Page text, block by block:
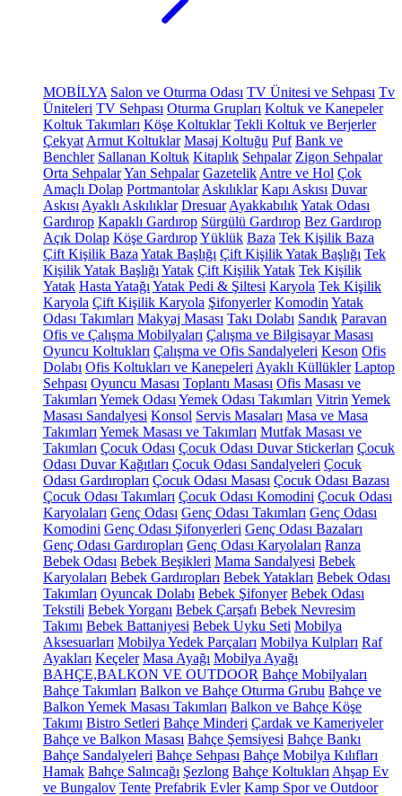
MOBİLYA Salon ve Oturma Odası TV Ünitesi ve Sehpası Tv
Üniteleri TV Sehpası Oturma Grupları Koltuk ve Kanepeler
Koltuk Takımları Köşe Koltuklar Tekli Koltuk ve Berjerler
Çekyat Armut Koltuklar Masaj Koltuğu Puf Bank ve
Benchler Sallanan Koltuk Kitaplık Sehpalar Zigon Sehpalar
Orta SehpalarYan Sehpalar Gazetelik Antre ve Hol Çok
Amaçlı Dolap Portmantolar Askılıklar Kapı Askısı Duvar
Askısı Ayaklı Askılıklar Dresuar AyakkabılıkYatak Odası
Gardırop Kapaklı Gardırop Sürgülü Gardırop Bez Gardırop
Açık Dolap Köşe GardıropYüklük Baza Tek Kişilik Baza
Çift Kişilik Baza Yatak Başlığı Çift Kişilik Yatak Başlığı Tek
Kişilik Yatak Başlığı Yatak Çift Kişilik Yatak Tek Kişilik
Yatak Hasta Yatağı Yatak Pedi & Şiltesi Karyola Tek Kişilik
Karyola Çift Kişilik Karyola Şifonyerler Komodin Yatak
Odası Takımları Makyaj Masası Takı Dolabı Sandık Paravan
Ofis ve Çalışma Mobilyaları Çalışma ve Bilgisayar Masası
Oyuncu Koltukları Çalışma ve Ofis Sandalyeleri Keson Ofis
Dolabı Ofis Koltukları ve Kanepeleri Ayaklı Küllükler Laptop
Sehpası Oyuncu Masası Toplantı Masası Ofis Masası ve
Takımları Yemek Odası Yemek Odası Takımları Vitrin Yemek
Masası Sandalyesi Konsol Servis Masaları Masa ve Masa
Takımları Yemek Masası ve Takımları Mutfak Masası ve
Takımları Çocuk Odası Çocuk Odası Duvar Stickerları Çocuk
Odası Duvar Kağıtları Çocuk Odası Sandalyeleri Çocuk
Odası Gardıropları Çocuk Odası Masası Çocuk Odası Bazası
Çocuk Odası Takımları Çocuk Odası Komodini Çocuk Odası
Karyolaları Genç Odası Genç Odası Takımları Genç Odası
Komodini Genç Odası Şifonyerleri Genç Odası Bazaları
Genç Odası Gardıropları Genç Odası Karyolaları Ranza
Bebek Odası Bebek Beşikleri Mama Sandalyesi Bebek
Karyolaları Bebek Gardıropları Bebek Yatakları Bebek Odası
Takımları Oyuncak Dolabı Bebek Şifonyer Bebek Odası
Tekstili Bebek Yorganı Bebek Çarşafı Bebek Nevresim
Takımı Bebek Battaniyesi Bebek Uyku Seti Mobilya
Aksesuarları Mobilya Yedek Parçaları Mobilya Kulpları Raf
Ayakları Keçeler Masa Ayağı Mobilya Ayağı
BAHÇE,BALKON VE OUTDOOR Bahçe Mobilyaları
Bahçe Takımları Balkon ve Bahçe Oturma Grubu Bahçe ve
Balkon Yemek Masası Takımları Balkon ve Bahçe Köşe
Takımı Bistro Setleri Bahçe Minderi Çardak ve Kameriyeler
Bahçe ve Balkon Masası Bahçe Şemsiyesi Bahçe Bankı
Bahçe Sandalyeleri Bahçe Sehpası Bahçe Mobilya Kılıfları
Hamak Bahçe Salıncağı Şezlong Bahçe Koltukları Ahşap Ev
ve Bungalov Tente Prefabrik Evler Kamp Spor ve Outdoor